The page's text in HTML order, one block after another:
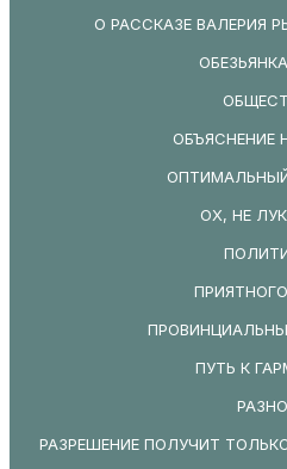
О РАССКАЗЕ ВАЛЕРИЯ
ОБЪЯСНЕНИЕ
ОХ, НЕ
ПУТЬ К
РАЗРЕШЕНИЕ ПОЛУЧИТ